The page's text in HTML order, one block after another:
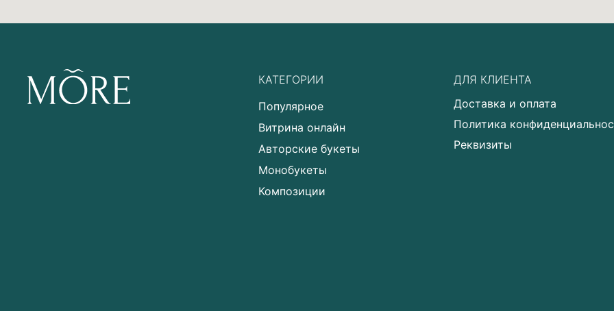
Политика
КАТЕГОРИИ
Витрина онлайн
Популярное
Монобукеты
Авторские букеты
Композиции
Доставка и оплата
ДЛЯ КЛИЕНТА
Реквизиты